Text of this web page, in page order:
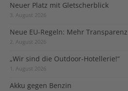
Neuer Platz mit Gletscherblick
3. August 2026
Neue EU-Regeln: Mehr
2. August 2026
„Wir sind die Outdoor-Hotellerie!“
1. August 2026
Akku gegen Benzin